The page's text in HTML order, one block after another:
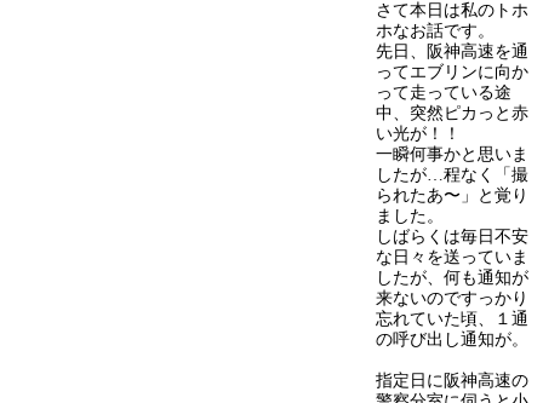
さて本日は私のトホ
ホなお話です。
先日、阪神高速を通
ってエブリンに向か
って走っている途
中、突然ピカっと赤
い光が！！
一瞬何事かと思いま
したが…程なく「撮
られたあ〜」と覚り
ました。
しばらくは毎日不安
な日々を送っていま
したが、何も通知が
来ないのですっかり
忘れていた頃、１通
の呼び出し通知が。
指定日に阪神高速の